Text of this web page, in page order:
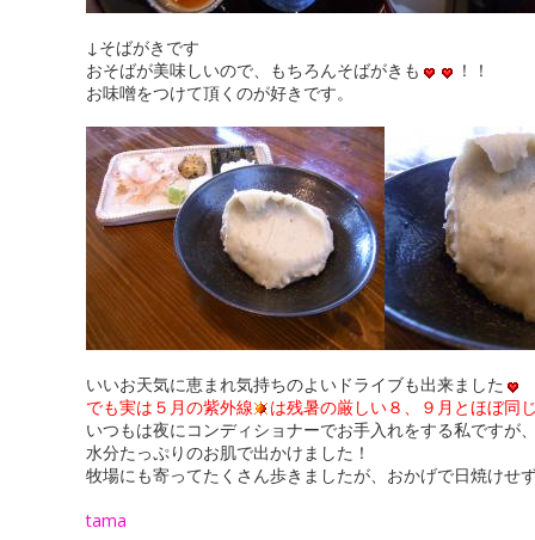
↓そばがきです
おそばが美味しいので、もちろんそばがきも
！！
お味噌をつけて頂くのが好きです。
いいお天気に恵まれ気持ちのよいドライブも出来ました
でも実は５月の紫外線
は残暑の厳しい８、９月とほぼ同
いつもは夜にコンディショナーでお手入れをする私ですが
水分たっぷりのお肌で出かけました！
牧場にも寄ってたくさん歩きましたが、おかげで日焼けせ
tama